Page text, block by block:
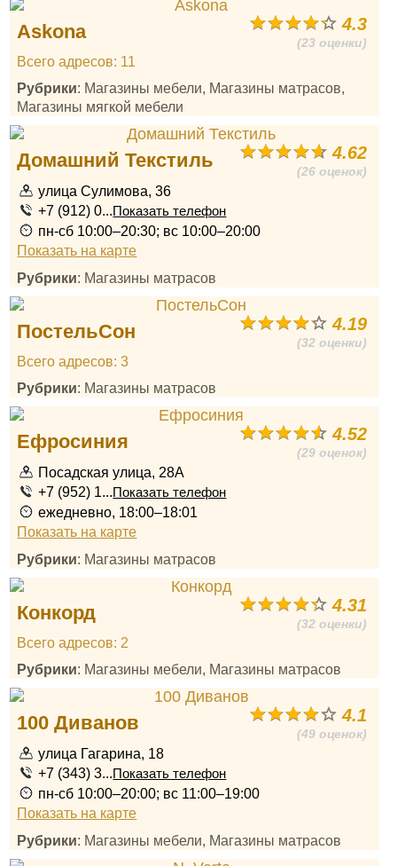
4.3
(23 оценки)
Askona
Всего адресов: 11
Рубрики: Магазины мебели, Магазины матрасов,
Магазины мягкой мебели
4.62
(26 оценок)
Домашний Текстиль
улица Сулимова, 36
+7 (912) 0...Показать телефон
пн-сб 10:00–20:30; вс 10:00–20:00
Показать на карте
Рубрики: Магазины матрасов
4.19
(32 оценки)
ПостельСон
Всего адресов: 3
Рубрики: Магазины матрасов
4.52
(29 оценок)
Ефросиния
Посадская улица, 28А
+7 (952) 1...Показать телефон
ежедневно, 18:00–18:01
Показать на карте
Рубрики: Магазины матрасов
4.31
(32 оценки)
Конкорд
Всего адресов: 2
Рубрики: Магазины мебели, Магазины матрасов
4.1
(49 оценок)
100 Диванов
улица Гагарина, 18
+7 (343) 3...Показать телефон
пн-сб 10:00–20:00; вс 11:00–19:00
Показать на карте
Рубрики: Магазины мебели, Магазины матрасов